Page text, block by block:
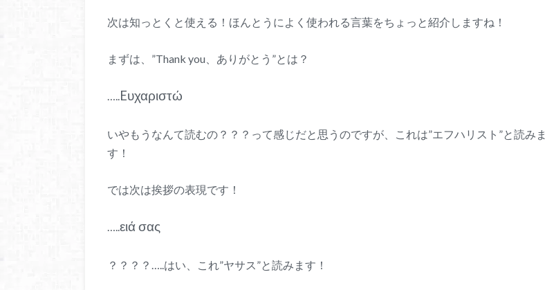
次は知っとくと使える！ほんとうによく使われる言葉をちょっと紹介しますね！
まずは、”Thank you、ありがとう”とは？
…..Eυχαριστώ
いやもうなんて読むの？？？って感じだと思うのですが、これは”エフハリスト”と読みま
す！
では次は挨拶の表現です！
…..ειά σας
？？？？…..はい、これ”ヤサス”と読みます！